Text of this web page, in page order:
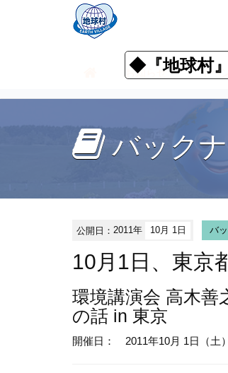
◆『地球村
お知らせ イベ
バック
公開日：2011年 10月 1日 バ
10月1日、東京
環境講演会 高木善
の話 in 東京
開催日： 2011年10月 1日（土）